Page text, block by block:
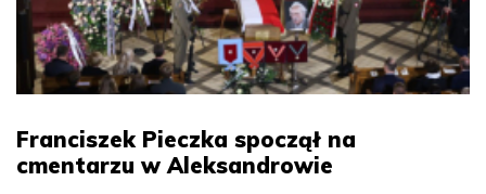
Franciszek Pieczka spoczął na
cmentarzu w Aleksandrowie